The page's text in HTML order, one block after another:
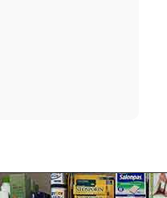
đặc biệt của sản
loại sữa thông
bạn mà có thể kết